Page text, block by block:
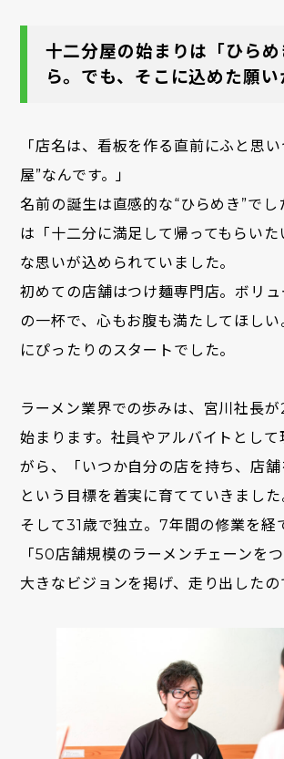
十二分屋の始まりは「ひらめ
ら。でも、そこに込めた願い
「店名は、看板を作る直前にふと思
屋”なんです。」
名前の誕生は直感的な“ひらめき”でし
は「十二分に満足して帰ってもらい
な思いが込められていました。
初めての店舗はつけ麺専門店。ボリュ
の一杯で、心もお腹も満たしてほし
にぴったりのスタートでした。
ラーメン業界での歩みは、宮川社長
始まります。社員やアルバイトとして
がら、「いつか自分の店を持ち、店舗
という目標を着実に育てていきました
そして31歳で独立。7年間の修業を経
「50店舗規模のラーメンチェーンを
大きなビジョンを掲げ、走り出したの